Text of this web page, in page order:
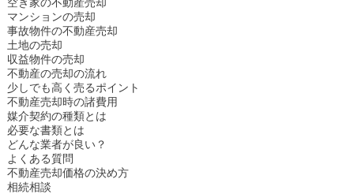
マンションの売却
事故物件の不動産売却
土地の売却
収益物件の売却
不動産の売却の流れ
少しでも高く売るポイント
不動産売却時の諸費用
媒介契約の種類とは
必要な書類とは
どんな業者が良い？
よくある質問
不動産売却価格の決め方
相続相談